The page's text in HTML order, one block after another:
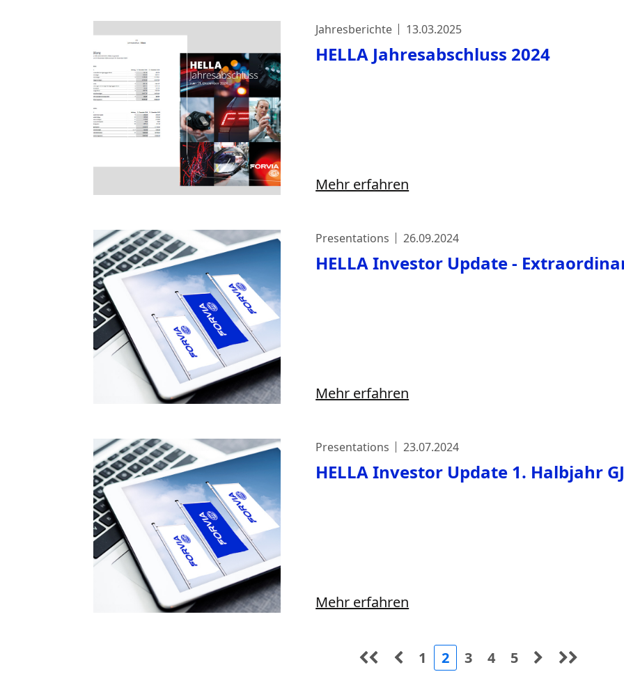
Jahresberichte 13.03.2025
HELLA Jahresabschluss 2024
Mehr erfahren
Presentations 26.09.2024
HELLA Investor Update -
Mehr erfahren
Presentations 23.07.2024
HELLA Investor Update 1. Halbjahr
Mehr erfahren
1 2 3 4 5